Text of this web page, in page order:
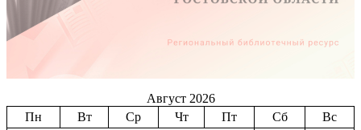
Август 2026
Пн
Вт Ср Чт Пт Сб
Вс